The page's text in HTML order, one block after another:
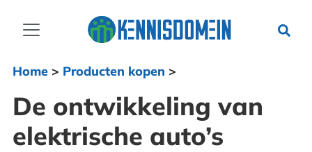
Home> Producten kopen >
De ontwikkeling van
elektrische auto’s